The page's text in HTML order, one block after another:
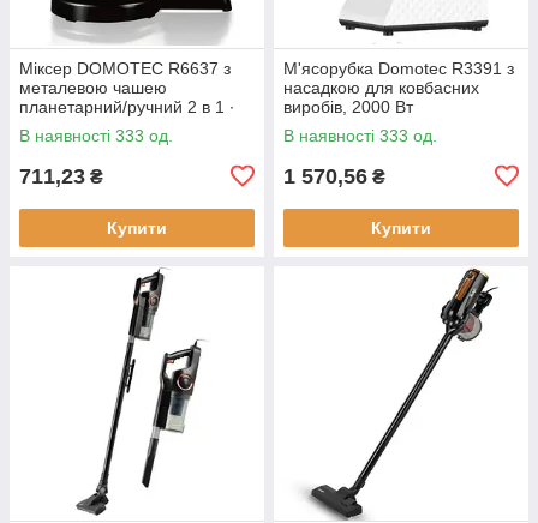
Міксер DOMOTEC R6637 з
металевою чашею
планетарний/ручний 2 в 1 ∙
Червоний/білий/
помаранчевий
В наявності 333 од.
711,23 ₴
Купити
М'ясорубка Domotec R3391 з
насадкою для ковбасних
виробів, 2000 Вт
В наявності 333 од.
1 570,56 ₴
Купити